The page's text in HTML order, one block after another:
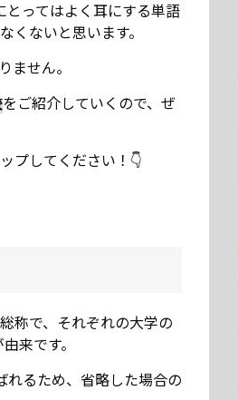
ってはよく耳にする単語
ないと思います。
ません。
をご紹介していくので、ぜ
プしてください！👇
称で、それぞれの大学の
来です。
れるため、省略した場合の